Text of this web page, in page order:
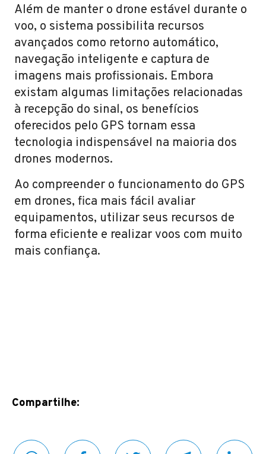
Além de manter o drone estável durante o
voo, o sistema possibilita recursos
avançados como retorno automático,
navegação inteligente e captura de
imagens mais profissionais. Embora
existam algumas limitações relacionadas
à recepção do sinal, os benefícios
oferecidos pelo GPS tornam essa
tecnologia indispensável na maioria dos
drones modernos.
Ao compreender o funcionamento do GPS
em drones, fica mais fácil avaliar
equipamentos, utilizar seus recursos de
forma eficiente e realizar voos com muito
mais confiança.
Compartilhe: